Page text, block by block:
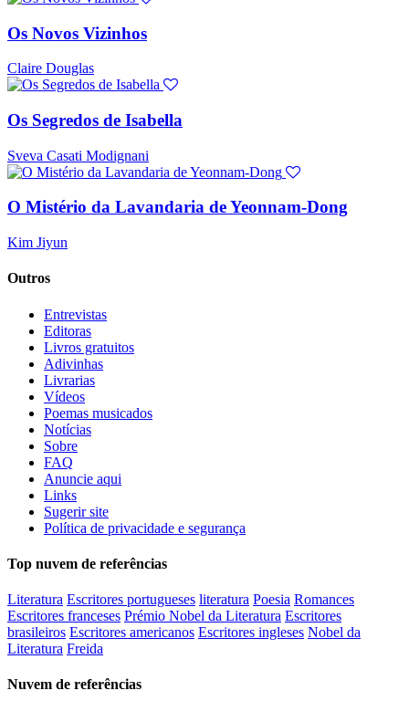
Os Novos Vizinhos
Claire Douglas
Os Segredos de Isabella
Sveva Casati Modignani
O Mistério da Lavandaria de Yeonnam-Dong
Kim Jiyun
Outros
Entrevistas
Editoras
Livros gratuitos
Adivinhas
Livrarias
Vídeos
Poemas musicados
Notícias
Sobre
FAQ
Anuncie aqui
Links
Sugerir site
Política de privacidade e segurança
Top nuvem de referências
Literatura Escritores portugueses literatura Poesia Romances
Escritores franceses Prémio Nobel da Literatura Escritores
brasileiros Escritores americanos Escritores ingleses Nobel da
Literatura Freida
Nuvem de referências